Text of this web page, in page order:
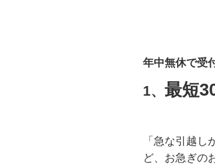
年中無休で受
1、 最短
「急な引越
ど、お急ぎの